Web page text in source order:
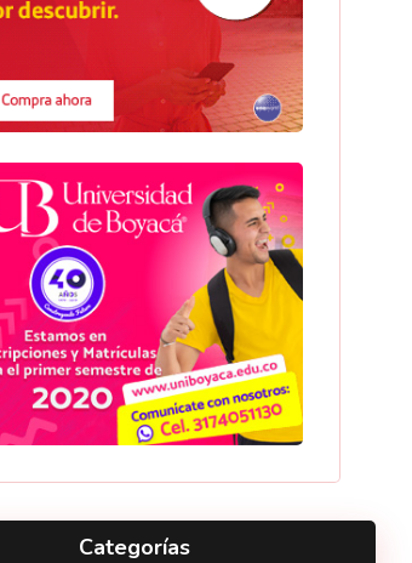
Categorías